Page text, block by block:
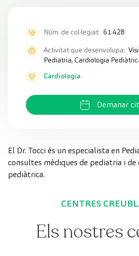
Núm. de col·legiat: 61.428
Activitat que desenvolupa:
Pediatria, Cardiologia
Cardiologia
Demanar
El Dr. Tocci és un especialista en
consultes mèdiques de pediatria i de
pediàtrica.
CENTRES
Els nostres